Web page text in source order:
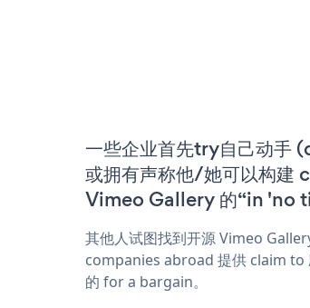
一些企业首先try自己动
或拥有声称他/她可以构
Vimeo Gallery 的“in 'no
其他人试图找到开源 Vimeo
companies abroad 提供 claim to
的 for a bargain。